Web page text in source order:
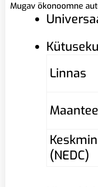
Mugav ökonoomne
Linnas
(NEDC)